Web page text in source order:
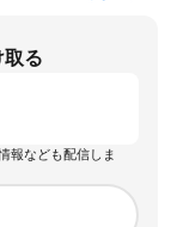
取る
報なども配信しま